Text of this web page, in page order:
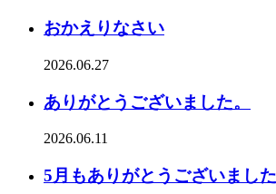
おかえりなさい
2026.06.27
ありがとうございました。
2026.06.11
5月もありがとうございました